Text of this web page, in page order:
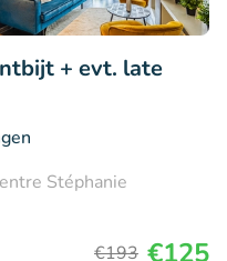
+ evt. late
Stéphanie
€193 €125